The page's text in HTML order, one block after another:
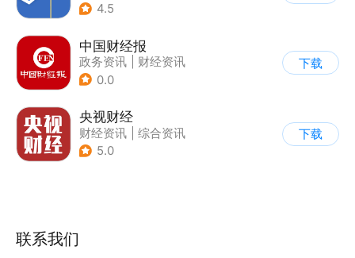
4.5
中国财经报
政务资讯
财经资讯
0.0
下载
央视财经
财经资讯
综合资讯
5.0
下载
联系我们